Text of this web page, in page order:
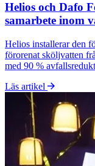
Helios och Dafo
samarbete inom
Helios installerar den
förorenat sköljvatten
med 90 %
Läs artikel